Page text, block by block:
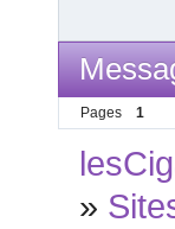
Pages 1
»